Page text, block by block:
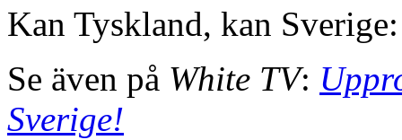
Kan Tyskland, kan Sverige:
Se även på White TV:
Sverige!